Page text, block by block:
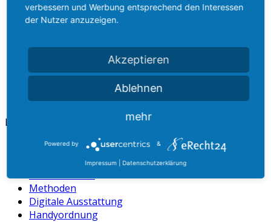
dummy+49 27 21 60 599 106
www.b-l-g.de
Lernen
Unterrichtsfächer
Methoden
Digitale Ausstattung
Handyordnung
verbessern und Werbung entsprechend den Interessen
der Nutzer anzuzeigen.
Akzeptieren
Ablehnen
mehr
Powered by &
Impressum Datenschutzerklärung